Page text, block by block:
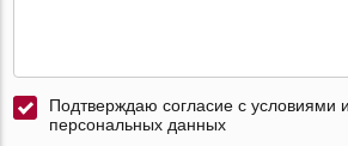
Подтверждаю согласие с условиями
персональных данных